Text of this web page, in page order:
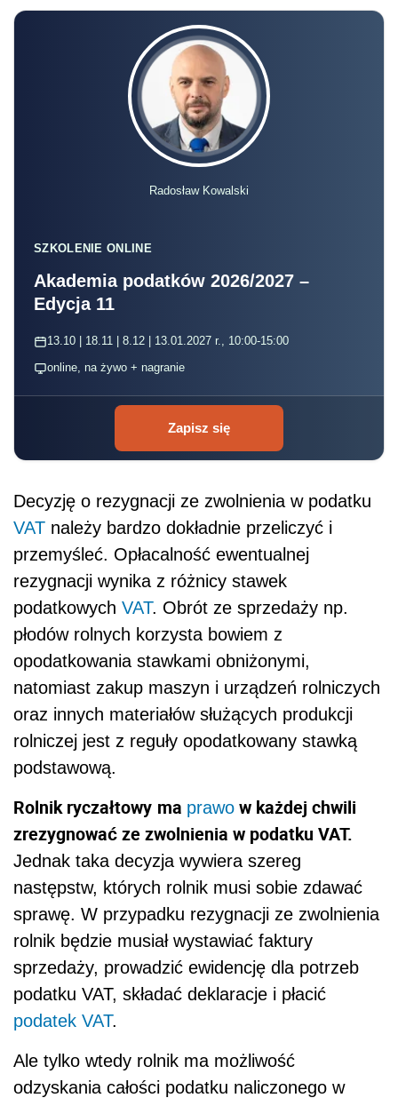
Radosław Kowalski
SZKOLENIE ONLINE
Akademia podatków 2026/2027 –
Edycja 11
13.10 | 18.11 | 8.12 | 13.01.2027 r., 10:00-15:00
online, na żywo + nagranie
Zapisz się
Decyzję o rezygnacji ze zwolnienia w podatku
VAT należy bardzo dokładnie przeliczyć i
przemyśleć. Opłacalność ewentualnej
rezygnacji wynika z różnicy stawek
podatkowych VAT. Obrót ze sprzedaży np.
płodów rolnych korzysta bowiem z
opodatkowania stawkami obniżonymi,
natomiast zakup maszyn i urządzeń rolniczych
oraz innych materiałów służących produkcji
rolniczej jest z reguły opodatkowany stawką
podstawową.
Rolnik ryczałtowy ma prawo w każdej chwili
zrezygnować ze zwolnienia w podatku VAT.
Jednak taka decyzja wywiera szereg
następstw, których rolnik musi sobie zdawać
sprawę. W przypadku rezygnacji ze zwolnienia
rolnik będzie musiał wystawiać faktury
sprzedaży, prowadzić ewidencję dla potrzeb
podatku VAT, składać deklaracje i płacić
podatek VAT.
Ale tylko wtedy rolnik ma możliwość
odzyskania całości podatku naliczonego w